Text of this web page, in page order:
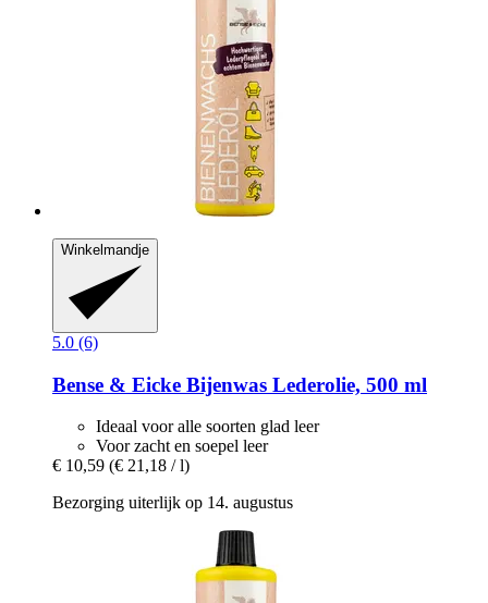
Winkelmandje
5.0 (6)
Bense & Eicke Bijenwas Lederolie, 500 ml
Ideaal voor alle soorten glad leer
Voor zacht en soepel leer
€ 10,59 (€ 21,18 / l)
Bezorging uiterlijk op 14. augustus